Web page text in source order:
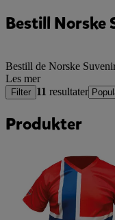
Bestill Norske
Bestill de Norske
Les mer
Filter 11 resultater
Produkter